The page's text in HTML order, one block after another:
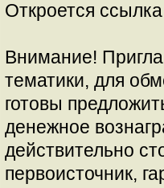
Откроется
Внимание!
тематики, для
готовы
денежное
действительно
первоисточник,